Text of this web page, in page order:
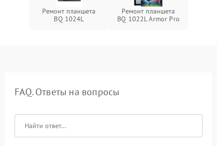
Ремонт планшета
BQ 1024L
Ремонт планшета
BQ 1022L Armor Pro
FAQ. Ответы на вопросы